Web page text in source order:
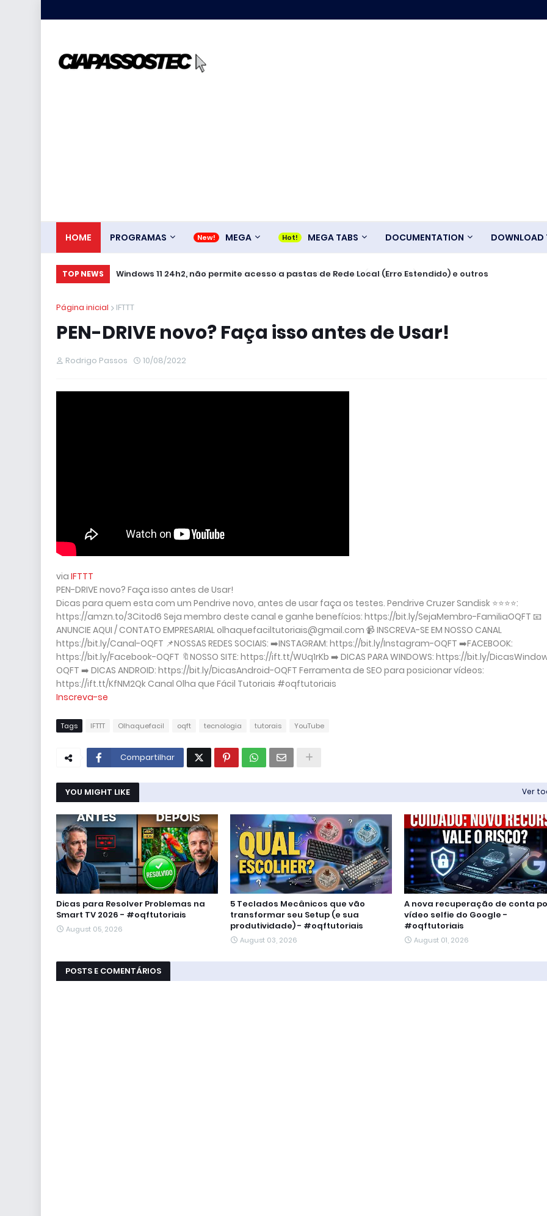
HOME PROGRAMAS MEGA MEGA TABS DOCUMENTATION DOWNLOAD
TOP NEWS Windows 11 24h2, não permite acesso a pastas de Rede Local (Erro Estendido) e outros
Página inicial IFTTT
PEN-DRIVE novo? Faça isso antes de Usar!
Rodrigo Passos 10/08/2022
via IFTTT
PEN-DRIVE novo? Faça isso antes de Usar!
Dicas para quem esta com um Pendrive novo, antes de usar faça os testes. Pendrive Cruzer Sandisk ⭐⭐⭐⭐:
https://amzn.to/3Citod6 Seja membro deste canal e ganhe benefícios: https://bit.ly/SejaMembro-FamiliaOQFT 📧
ANUNCIE AQUI / CONTATO EMPRESARIAL olhaquefaciltutoriais@gmail.com 📹 INSCREVA-SE EM NOSSO CANAL
https://bit.ly/Canal-OQFT 📌NOSSAS REDES SOCIAIS: ➡️INSTAGRAM: https://bit.ly/Instagram-OQFT ➡️FACEBOOK:
https://bit.ly/Facebook-OQFT 🔖NOSSO SITE: https://ift.tt/WUq1rKb ➡️ DICAS PARA WINDOWS: https://bit.ly/
OQFT ➡️ DICAS ANDROID: https://bit.ly/DicasAndroid-OQFT Ferramenta de SEO para posicionar vídeos:
https://ift.tt/KfNM2Qk Canal Olha que Fácil Tutoriais #oqftutoriais
Inscreva-se
Tags IFTTT Olhaquefacil oqft tecnologia tutorais YouTube
Compartilhar
YOU MIGHT LIKE Ver
Dicas para Resolver Problemas na
Smart TV 2026 - #oqftutoriais
August 05, 2026
5 Teclados Mecânicos que vão
transformar seu Setup (e sua
produtividade) - #oqftutoriais
August 03, 2026
A nova recuperação de conta
vídeo selfie do Google -
#oqftutoriais
August 01, 2026
POSTS E COMENTÁRIOS